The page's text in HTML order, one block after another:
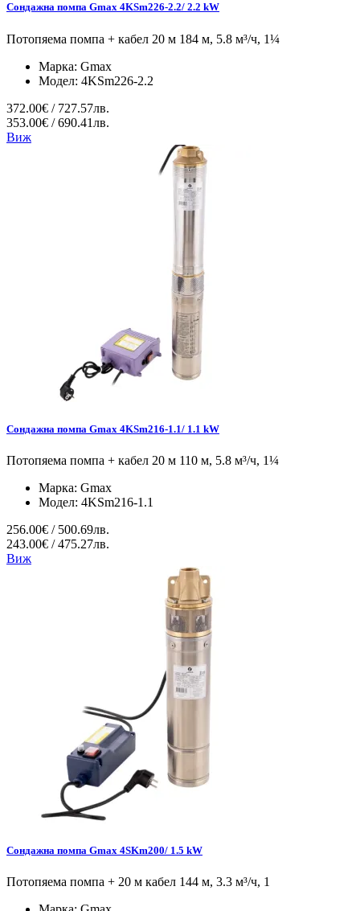
Сондажна помпа Gmax 4KSm226-2.2/ 2.2 kW
Потопяема помпа + кабел 20 м 184 м, 5.8 м³/ч, 1¼
Марка: Gmax
Модел: 4KSm226-2.2
372.00€ / 727.57лв.
353.00€ / 690.41лв.
Виж
Сондажна помпа Gmax 4KSm216-1.1/ 1.1 kW
Потопяема помпа + кабел 20 м 110 м, 5.8 м³/ч, 1¼
Марка: Gmax
Модел: 4KSm216-1.1
256.00€ / 500.69лв.
243.00€ / 475.27лв.
Виж
Сондажна помпа Gmax 4SKm200/ 1.5 kW
Потопяема помпа + 20 м кабел 144 м, 3.3 м³/ч, 1